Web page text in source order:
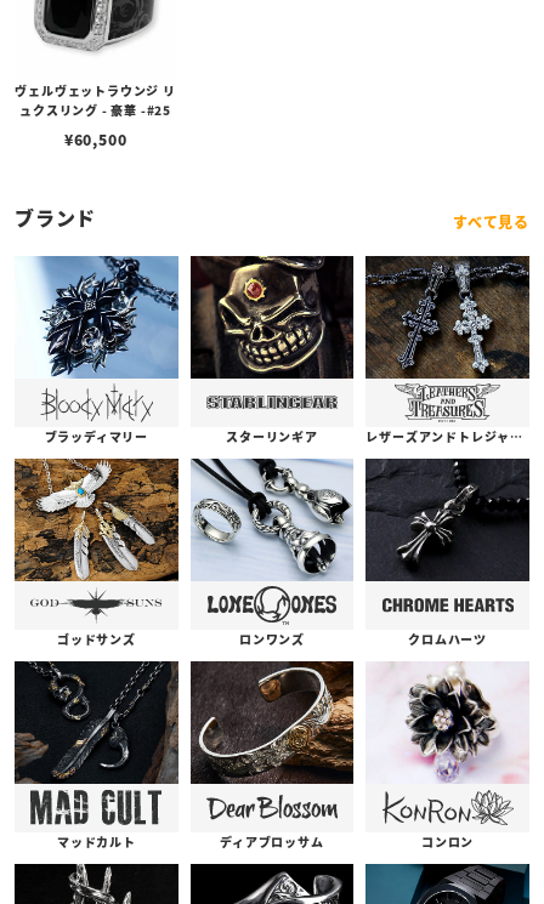
ヴェルヴェットラウンジ リ
ュクスリング - 豪華 -#25
¥60,500
ブランド すべて見る
ブラッディマリー スターリンギア レザーズアンドトレジャーズ
ゴッドサンズ ロンワンズ クロムハーツ
マッドカルト ディアブロッサム コンロン